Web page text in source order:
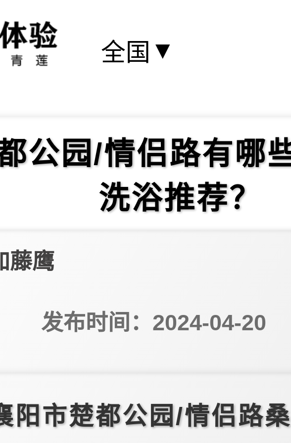
全国 ▼
公园/情侣路有哪
洗浴推荐？
藤鹰
发布时间：2024-04-20
阳市楚都公园/情侣路